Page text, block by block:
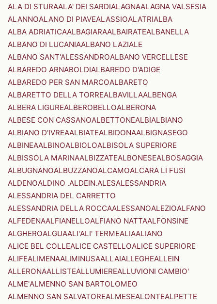
ALA DI STURAALA' DEI SARDIALAGNAALAGNA VALSESIA
ALANNOALANO DI PIAVEALASSIOALATRIALBA
ALBA ADRIATICAALBAGIARAALBAIRATEALBANELLA
ALBANO DI LUCANIAALBANO LAZIALE
ALBANO SANT'ALESSANDROALBANO VERCELLESE
ALBAREDO ARNABOLDIALBAREDO D'ADIGE
ALBAREDO PER SAN MARCOALBARETO
ALBARETTO DELLA TORREALBAVILLAALBENGA
ALBERA LIGUREALBEROBELLOALBERONA
ALBESE CON CASSANOALBETTONEALBIALBIANO
ALBIANO D'IVREAALBIATEALBIDONAALBIGNASEGO
ALBINEAALBINOALBIOLOALBISOLA SUPERIORE
ALBISSOLA MARINAALBIZZATEALBONESEALBOSAGGIA
ALBUGNANOALBUZZANOALCAMOALCARA LI FUSI
ALDENOALDINO .ALDEIN.ALESALESSANDRIA
ALESSANDRIA DEL CARRETTO
ALESSANDRIA DELLA ROCCAALESSANOALEZIOALFANO
ALFEDENAALFIANELLOALFIANO NATTAALFONSINE
ALGHEROALGUAALI'ALI' TERMEALIAALIANO
ALICE BEL COLLEALICE CASTELLOALICE SUPERIORE
ALIFEALIMENAALIMINUSAALLAIALLEGHEALLEIN
ALLERONAALLISTEALLUMIEREALLUVIONI CAMBIO'
ALME'ALMENNO SAN BARTOLOMEO
ALMENNO SAN SALVATOREALMESEALONTEALPETTE